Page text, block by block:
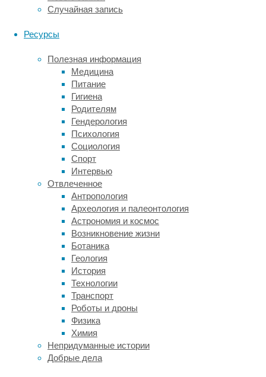
Случайная запись
Ресурсы
Полезная информация
Медицина
Питание
Гигиена
Родителям
Гендерология
Психология
Социология
Спорт
Интервью
Отвлеченное
Антропология
Археология и палеонтология
Астрономия и космос
Возникновение жизни
Ботаника
Геология
История
Технологии
Транспорт
Роботы и дроны
Физика
Химия
Непридуманные истории
Добрые дела
они
в
(для
опроса
выбрали
десять
социальных
сетей,
среди
которых
были
Фейсбук,
Твиттер,
Инстаграм
пр.).
среднем
на
них
опрошенных
уходило
чуть
более
часа
в